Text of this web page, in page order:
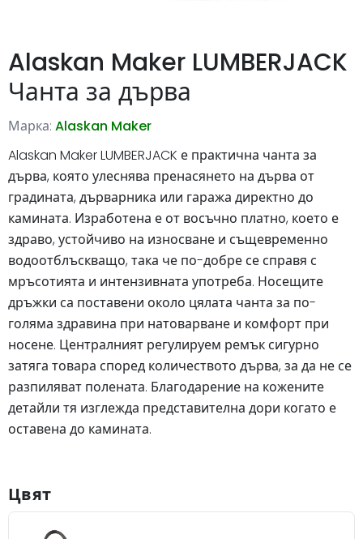
Alaskan Maker LUMBERJACK
Чанта за дърва
Марка: Alaskan Maker
Alaskan Maker LUMBERJACK е практична чанта за
дърва, която улеснява пренасянето на дърва от
градината, дърварника или гаража директно до
камината. Изработена е от восъчно платно, което е
здраво, устойчиво на износване и същевременно
водоотблъскващо, така че по-добре се справя с
мръсотията и интензивната употреба. Носещите
дръжки са поставени около цялата чанта за по-
голяма здравина при натоварване и комфорт при
носене. Централният регулируем ремък сигурно
затяга товара според количеството дърва, за да не се
разпиляват полената. Благодарение на кожените
детайли тя изглежда представителна дори когато е
оставена до камината.
Цвят